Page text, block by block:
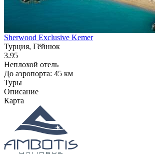
Sherwood Exclusive Kemer
Турция, Гёйнюк
3.95
Неплохой отель
До аэропорта: 45 км
Туры
Описание
Карта